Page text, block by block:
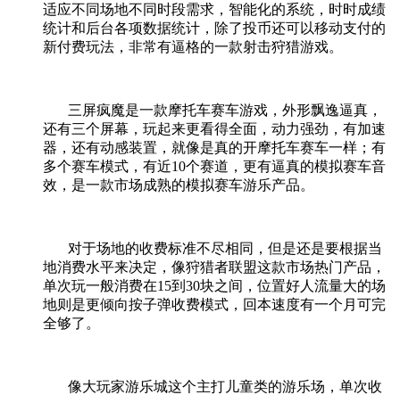
适应不同场地不同时段需求，智能化的系统，时时成绩
统计和后台各项数据统计，除了投币还可以移动支付的
新付费玩法，非常有逼格的一款射击狩猎游戏。
三屏疯魔是一款摩托车赛车游戏，外形飘逸逼真，
还有三个屏幕，玩起来更看得全面，动力强劲，有加速
器，还有动感装置，就像是真的开摩托车赛车一样；有
多个赛车模式，有近10个赛道，更有逼真的模拟赛车音
效，是一款市场成熟的模拟赛车游乐产品。
对于场地的收费标准不尽相同，但是还是要根据当
地消费水平来决定，像狩猎者联盟这款市场热门产品，
单次玩一般消费在15到 30块之间，位置好人流量大的场
地则是更倾向按子弹收费模式，回本速度有一个月可完
全够了。
像大玩家游乐城这个主打儿童类的游乐场，单次收